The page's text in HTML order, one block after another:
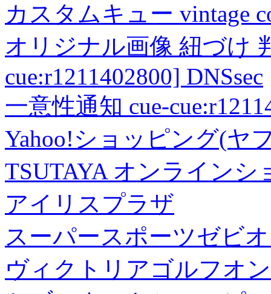
カスタムキュー vintage
オリジナル画像 紐づけ
cue:r1211402800] DNSsec
一意性通知 cue-
Yahoo!ショッピング(ヤ
TSUTAYA オンラインシ
アイリスプラザ
スーパースポーツゼビ
ヴィクトリアゴルフオ